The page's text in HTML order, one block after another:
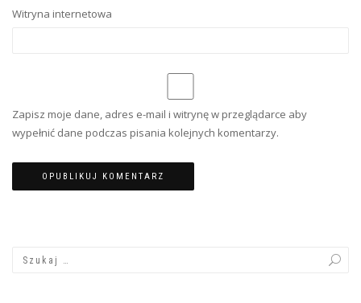
Witryna internetowa
Zapisz moje dane, adres e-mail i witrynę w przeglądarce aby
wypełnić dane podczas pisania kolejnych komentarzy.